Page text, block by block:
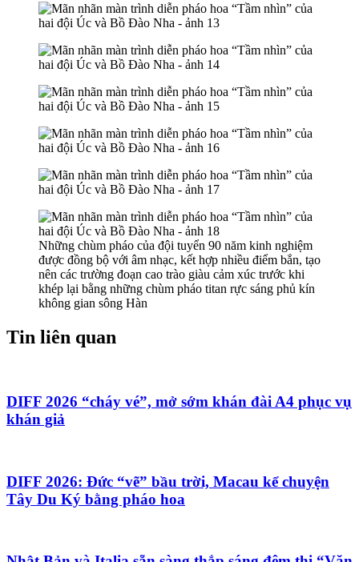
Những chùm pháo của đội tuyển 90 năm kinh nghiệm
được đồng bộ với âm nhạc, kết hợp nhiều điểm bắn, tạo
nên các trường đoạn cao trào giàu cảm xúc trước khi
khép lại bằng những chùm pháo titan rực sáng phủ kín
không gian sông Hàn
Tin liên quan
DIFF 2026 “cháy vé”, mở sớm khán đài A4 phục vụ
khán giả
DIFF 2026: Đức “vẽ” bầu trời, Macau kể chuyện
Tây Du Ký bằng pháo hoa